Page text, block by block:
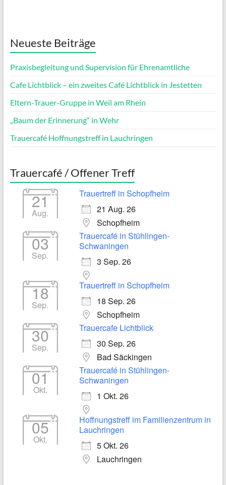
Neueste Beiträge
Praxisbegleitung und Supervision für Ehrenamtliche
Cafe Lichtblick – ein zweites Café Lichtblick in Jestetten
Eltern-Trauer-Gruppe in Weil am Rhein
„Baum der Erinnerung“ in Wehr
Trauercafé Hoffnungstreff in Lauchringen
Trauercafé / Offener Treff
21
Aug.
Trauertreff in Schopfheim
21 Aug. 26
Schopfheim
03
Sep.
Trauercafé in Stühlingen-
Schwaningen
3 Sep. 26
18
Sep.
Trauertreff in Schopfheim
18 Sep. 26
Schopfheim
30
Sep.
Trauercafe Lichtblick
30 Sep. 26
Bad Säckingen
01
Okt.
Trauercafé in Stühlingen-
Schwaningen
1 Okt. 26
05
Okt.
Hoffnungstreff im Familienzentrum in
Lauchringen
5 Okt. 26
Lauchringen